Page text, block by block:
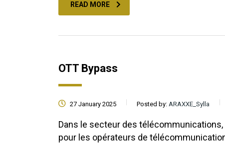
READ MORE
OTT Bypass
27 January 2025 Posted by: ARAXXE_Sylla
Dans le secteur des
pour les opérateurs de